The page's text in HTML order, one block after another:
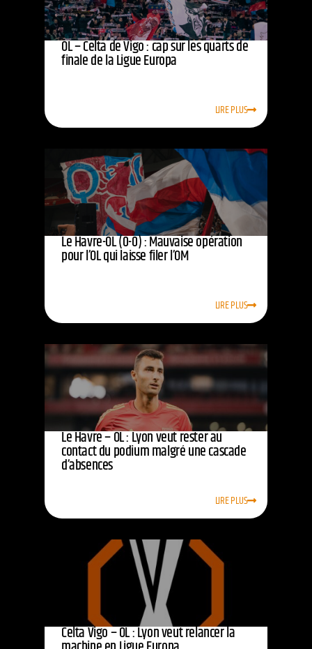
OL – Celta de Vigo : cap sur les quarts de
finale de la Ligue Europa
LIRE PLUS
Le Havre-OL (0-0) : Mauvaise opération
pour l’OL qui laisse filer l’OM
LIRE PLUS
Le Havre – OL : Lyon veut rester au
contact du podium malgré une cascade
d’absences
LIRE PLUS
Celta Vigo – OL : Lyon veut relancer la